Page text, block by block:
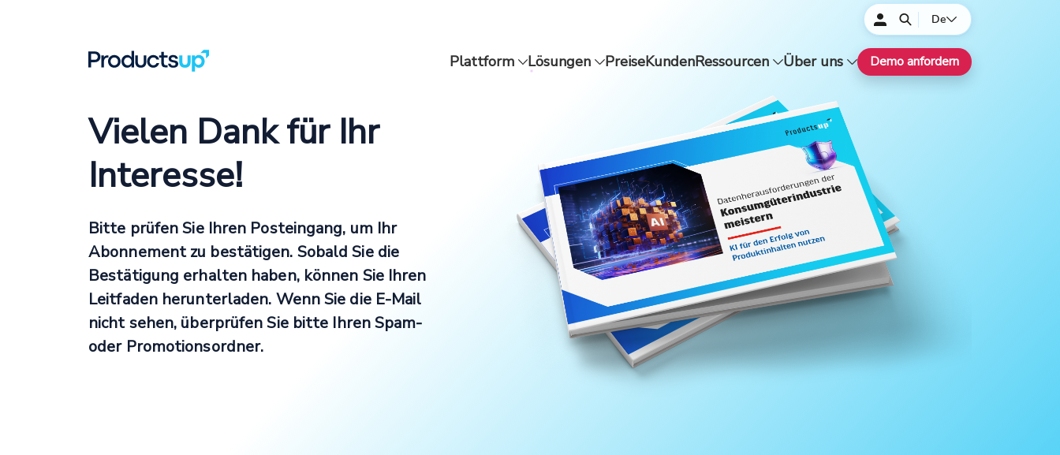
De
Plattform Lösungen PreiseKundenRessourcen Über uns Demo anfordern
Vielen Dank für Ihr
Interesse!
Bitte prüfen Sie Ihren Posteingang, um Ihr
Abonnement zu bestätigen. Sobald Sie die
Bestätigung erhalten haben, können Sie Ihren
Leitfaden herunterladen. Wenn Sie die E-Mail
nicht sehen, überprüfen Sie bitte Ihren Spam-
oder Promotionsordner.